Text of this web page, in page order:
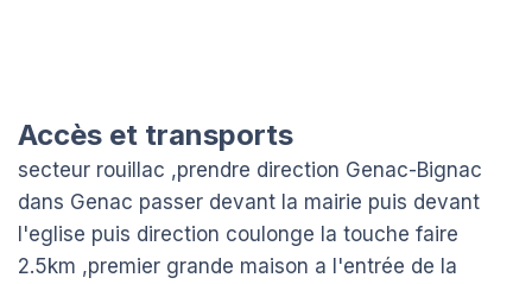
Accès et transports
secteur rouillac ,prendre direction Genac-Bignac
dans Genac passer devant la mairie puis devant
l'eglise puis direction coulonge la touche faire
2.5km ,premier grande maison a l'entrée de la